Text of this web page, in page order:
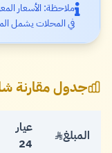
ملاحظة: الأسعار
في المحلات يشمل
جدول مقارنة
المبلغ
عيار
24